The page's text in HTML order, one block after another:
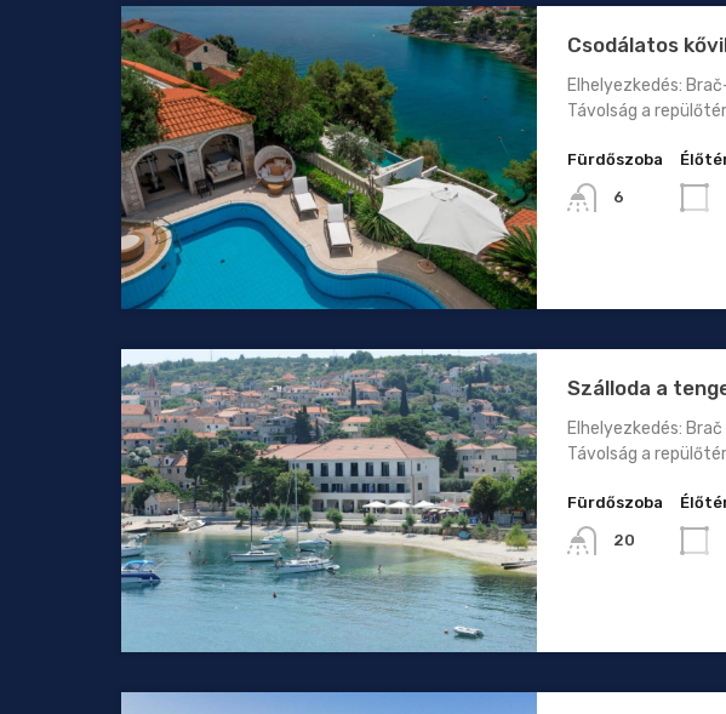
Csodálatos
Elhelyezkedés:
Távolság a
Fürdőszoba
6
Szálloda a
Elhelyezkedés:
Távolság a
Fürdőszoba
20